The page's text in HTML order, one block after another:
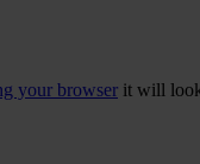
your browser it will